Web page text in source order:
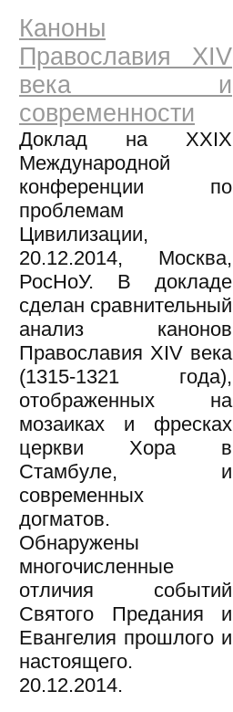
Каноны
Православия XIV
века и
современности
Доклад на XXIX
Международной
конференции по
проблемам
Цивилизации,
20.12.2014, Москва,
РосНоУ. В докладе
сделан сравнительный
анализ канонов
Православия XIV века
(1315-1321 года),
отображенных на
мозаиках и фресках
церкви Хора в
Стамбуле, и
современных
догматов.
Обнаружены
многочисленные
отличия событий
Святого Предания и
Евангелия прошлого и
настоящего.
20.12.2014.